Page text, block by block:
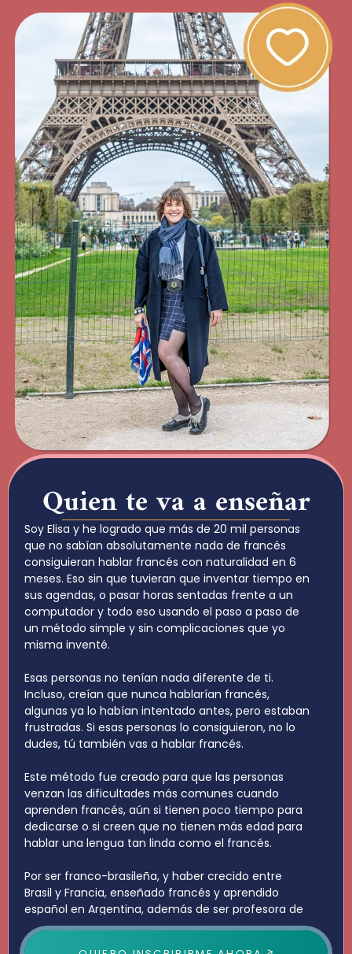
Quien te va a enseñar
Soy Elisa y he logrado que más de 20 mil personas
que no sabían absolutamente nada de francés
consiguieran hablar francés con naturalidad en 6
meses. Eso sin que tuvieran que inventar tiempo en
sus agendas, o pasar horas sentadas frente a un
computador y todo eso usando el paso a paso de
un método simple y sin complicaciones que yo
misma inventé.
Esas personas no tenían nada diferente de ti.
Incluso, creían que nunca hablarían francés,
algunas ya lo habían intentado antes, pero estaban
frustradas. Si esas personas lo consiguieron, no lo
dudes, tú también vas a hablar francés.
Este método fue creado para que las personas
venzan las dificultades más comunes cuando
aprenden francés, aún si tienen poco tiempo para
dedicarse o si creen que no tienen más edad para
hablar una lengua tan linda como el francés.
Por ser franco-brasileña, y haber crecido entre
Brasil y Francia, enseñado francés y aprendido
español en Argentina, además de ser profesora de
francés hace casi 20 años, el método que te voy a
entregar en el Programa de Francés Activo es